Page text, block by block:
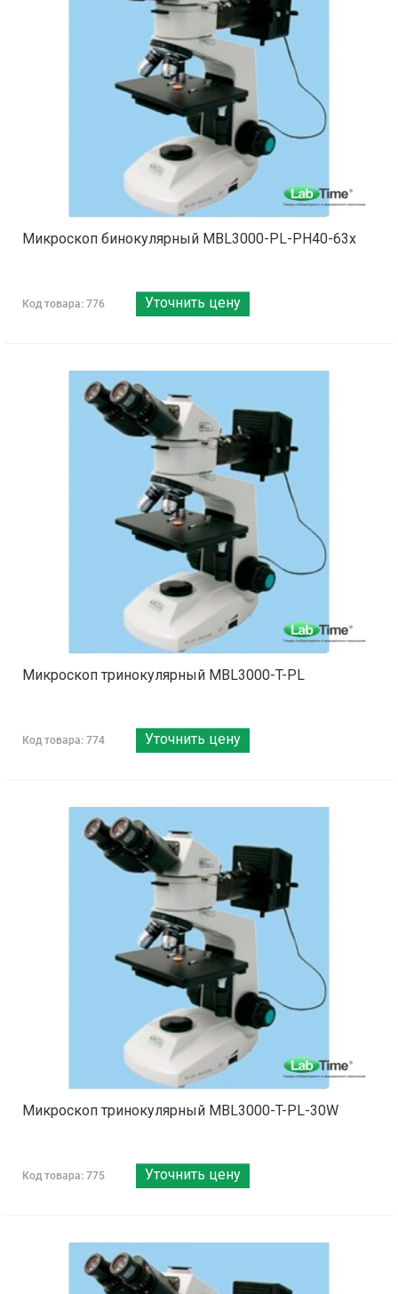
Микроскоп бинокулярный MBL3000-PL-PH40-63x
Код товара: 776 Уточнить цену
Микроскоп тринокулярный MBL3000-T-PL
Код товара: 774 Уточнить цену
Микроскоп тринокулярный MBL3000-T-PL-30W
Код товара: 775 Уточнить цену